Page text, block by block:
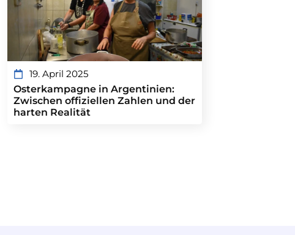
19. April 2025
Osterkampagne in Argentinien:
Zwischen offiziellen Zahlen und der
harten Realität